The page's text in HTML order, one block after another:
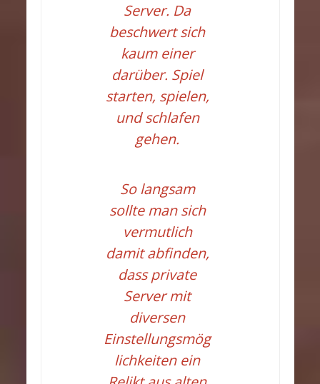
Server. Da
beschwert sich
kaum einer
darüber. Spiel
starten, spielen,
und schlafen
gehen.
So langsam
sollte man sich
vermutlich
damit abfinden,
dass private
Server mit
diversen
Einstellungsmög
lichkeiten ein